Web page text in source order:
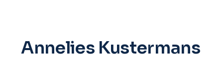
Annelies Kustermans